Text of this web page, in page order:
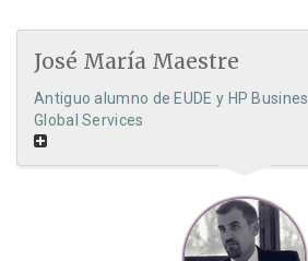
José María Maestre
Antiguo alumno de EUDE y HP
Global Services